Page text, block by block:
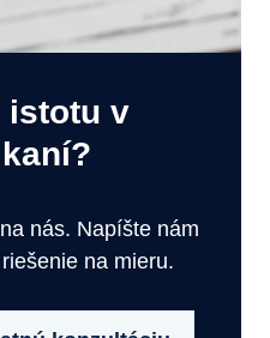
istotu v
nás. Napíšte nám
na mieru.